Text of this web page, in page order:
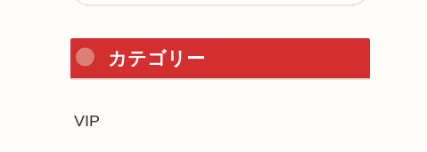
カテゴリー
VIP